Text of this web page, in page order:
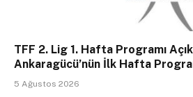
TFF 2. Lig 1. Hafta Programı
Ankaragücü’nün İlk Hafta
5 Ağustos 2026